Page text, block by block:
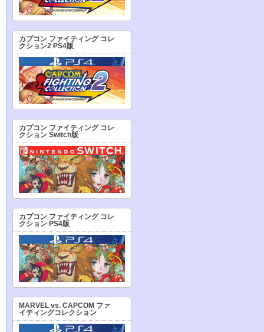
カプコン ファイティング コレ
クション2 PS4版
カプコン ファイティング コレ
クション Switch版
カプコン ファイティング コレ
クション PS4版
MARVEL vs. CAPCOM ファ
イティングコレクション